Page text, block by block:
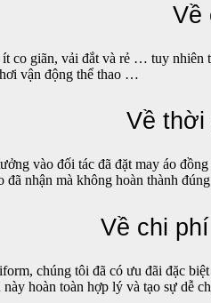
Về
co giãn, vải đắt và rẻ … tuy nhiên
vận động thể thao …
Về thời
vào đối tác đã đặt may áo
nhận mà không hoàn thành
Về chi
chúng tôi đã có ưu đãi đặc
hoàn toàn hợp lý và tạo sự dễ